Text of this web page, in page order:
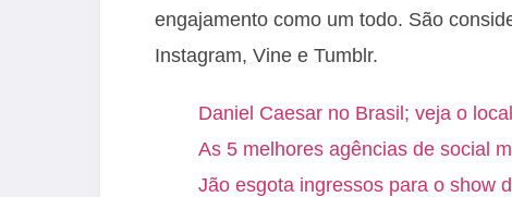
engajamento como um todo. São
Instagram, Vine e Tumblr.
Daniel Caesar no Brasil; veja o
As 5 melhores agências de social
Jão esgota ingressos para o show